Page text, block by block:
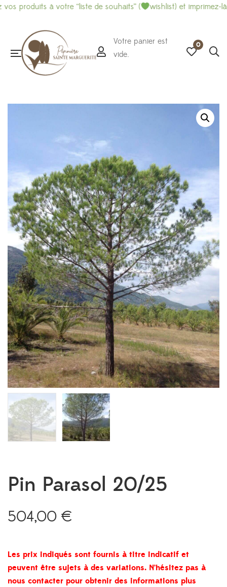
à votre “liste de souhaits” ( wishlist) et imprimez-là pour
Votre panier est
vide.
0
Pin Parasol 20/25
504,00 €
Les prix indiqués sont fournis à titre indicatif et
peuvent être sujets à des variations. N’hésitez pas à
nous contacter pour obtenir des informations plus